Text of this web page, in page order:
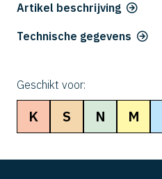
Artikel beschrijving
Technische gegevens
Geschikt voor:
K S N M